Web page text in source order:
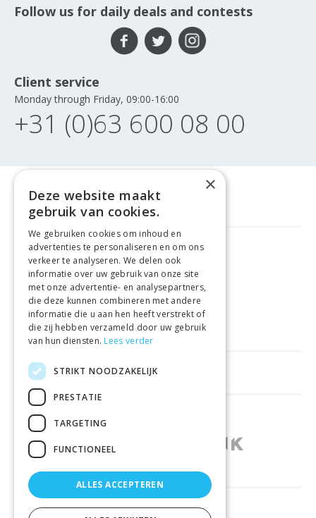
Follow us for daily deals and contests
Client service
Monday through Friday, 09:00-16:00
+31 (0)63 600 08 00
GELD TERUG GARANTIE
VEILIGE AANKOOP
LEVERING €4.99
HELPFUL LINKS
SHOPS IN OTHER COUNTRIES
×
Deze website maakt
gebruik van cookies.
We gebruiken cookies om inhoud en
advertenties te personaliseren en om ons
verkeer te analyseren. We delen ook
informatie over uw gebruik van onze site
met onze advertentie- en analysepartners,
die deze kunnen combineren met andere
informatie die u aan hen heeft verstrekt of
die zij hebben verzameld door uw gebruik
van hun diensten. Lees verder
STRIKT NOODZAKELIJK
PRESTATIE
TARGETING
FUNCTIONEEL
ALLES ACCEPTEREN